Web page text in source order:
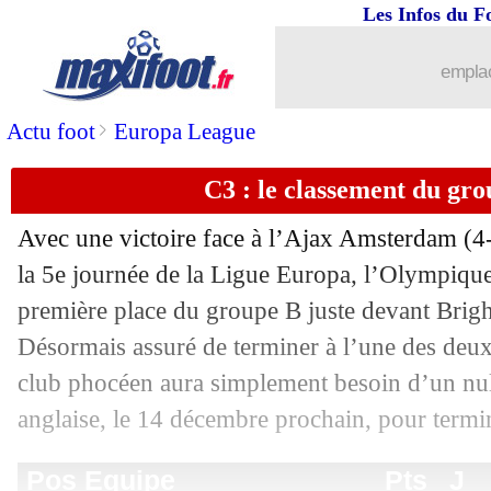
Actu foot> Europa League
Les Infos du
C3 : le classement du
Avec une victoire face à l’Ajax Amsterdam
la 5e journée de la Ligue Europa,
première place du groupe B juste devant
Désormais assuré de terminer à l’une des
club phocéen aura simplement besoin d’un
anglaise, le 14 décembre prochain, pour
Pos Equipe Pts J G N P Bp Bc
1
Marseille 3 2 14 9
2 Brighton 10 5 3 1 1 9 5
3
AEK Athènes 4 5 1 1 3 5 9 -
4 Ajax Amsterdam 2 5 0 2 3 7 12 -